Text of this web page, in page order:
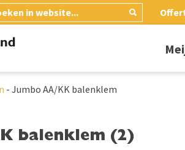
- Jumbo AA/KK balenklem
balenklem (2)